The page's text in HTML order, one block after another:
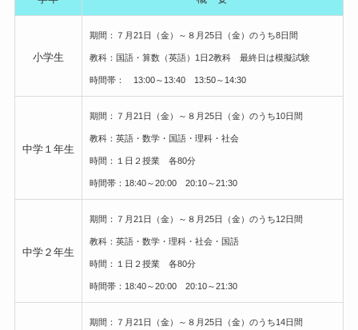
小学生
期間：７月21日（金）～８月25日（金）のうち8日間
教科：国語・算数（英語）1日2教科 最終日は模擬試験
時間帯： 13:00～13:40 13:50～14:30
中学１年生
期間：７月21日（金）～８月25日（金）のうち10日間
教科：英語・数学・国語・理科・社会
時間：１日２授業 各80分
時間帯：18:40～20:00 20:10～21:30
中学２年生
期間：７月21日（金）～８月25日（金）のうち12日間
教科：英語・数学・理科・社会・国語
時間：１日２授業 各80分
時間帯：18:40～20:00 20:10～21:30
期間：７月21日（金）～８月25日（金）のうち14日間